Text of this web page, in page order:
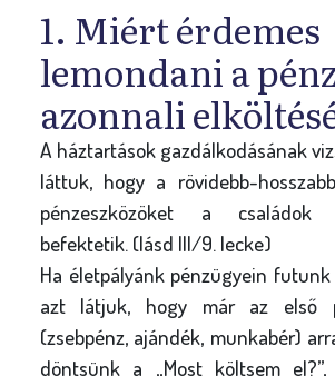
n
l
e
g
i
h
e
l
y
1. Miért érdemes
lemondani a
azonnali
A háztartások gazdálkodásának
láttuk, hogy a rövidebb-
pénzeszközöket a családok
befektetik. (lásd III/9. lecke)
Ha életpályánk pénzügyein
azt látjuk, hogy már az első
(zsebpénz, ajándék, munkabér)
döntsünk a „Most költsem el?”,